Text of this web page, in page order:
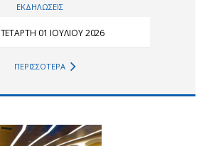
ΕΚΔΗΛΩΣΕΙΣ
ΤΕΤΑΡΤΗ 01 ΙΟΥΛΙΟΥ 2026
ΠΕΡΙΣΣΟΤΕΡΑ